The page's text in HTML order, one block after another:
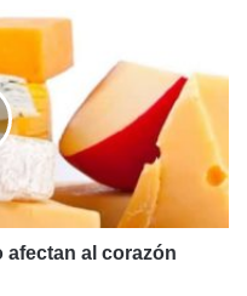
afectan al corazón